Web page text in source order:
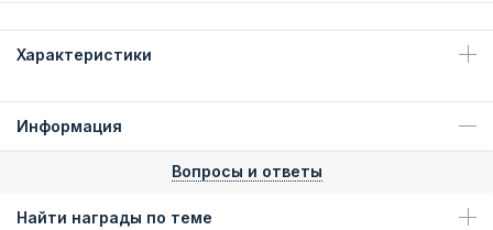
Характеристики
Информация
Вопросы и ответы
Найти награды по теме